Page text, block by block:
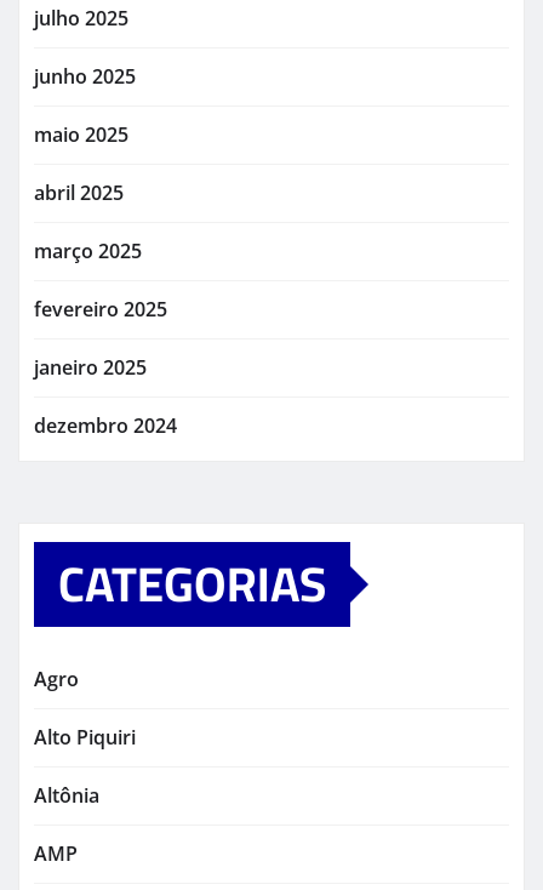
julho 2025
junho 2025
maio 2025
abril 2025
março 2025
fevereiro 2025
janeiro 2025
dezembro 2024
CATEGORIAS
Agro
Alto Piquiri
Altônia
AMP